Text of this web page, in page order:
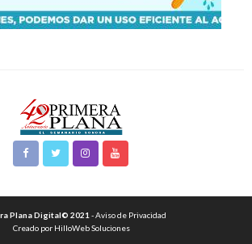
Plana Digital© 2021 - Aviso de Privacidad
Creado por HilloWeb Soluciones